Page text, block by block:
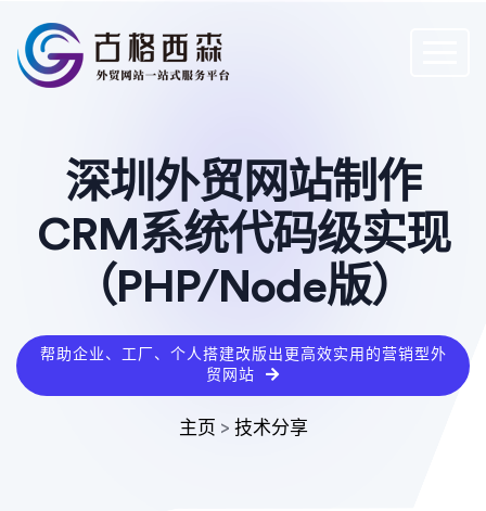
深圳外贸网站制作
CRM系统代码级实现
（PHP/Node版）
帮助企业、工厂、个人搭建改版出更高效实用的营销型外
贸网站
主页 > 技术分享